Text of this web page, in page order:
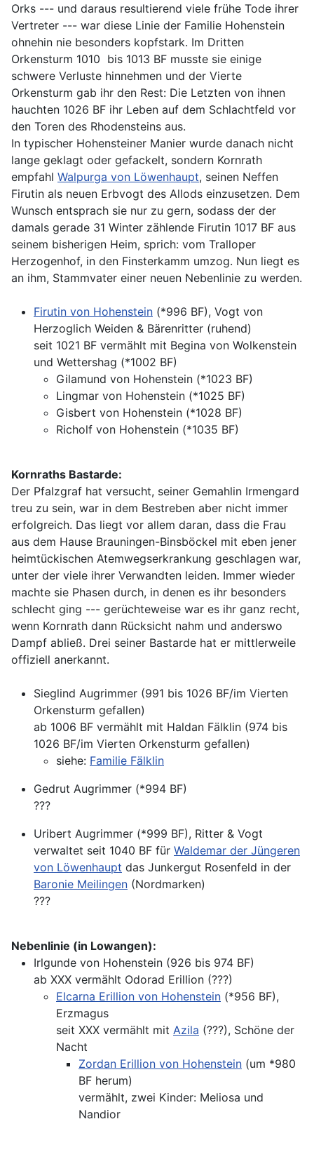
Orks --- und daraus resultierend viele frühe Tode ihrer
Vertreter --- war diese Linie der Familie Hohenstein
ohnehin nie besonders kopfstark. Im Dritten
Orkensturm 1010 bis 1013 BF musste sie einige
schwere Verluste hinnehmen und der Vierte
Orkensturm gab ihr den Rest: Die Letzten von ihnen
hauchten 1026 BF ihr Leben auf dem Schlachtfeld vor
den Toren des Rhodensteins aus.
In typischer Hohensteiner Manier wurde danach nicht
lange geklagt oder gefackelt, sondern Kornrath
empfahl Walpurga von Löwenhaupt, seinen Neffen
Firutin als neuen Erbvogt des Allods einzusetzen. Dem
Wunsch entsprach sie nur zu gern, sodass der der
damals gerade 31 Winter zählende Firutin 1017 BF aus
seinem bisherigen Heim, sprich: vom Tralloper
Herzogenhof, in den Finsterkamm umzog. Nun liegt es
an ihm, Stammvater einer neuen Nebenlinie zu werden.
Firutin von Hohenstein (*996 BF), Vogt von
Herzoglich Weiden & Bärenritter (ruhend)
seit 1021 BF vermählt mit Begina von Wolkenstein
und Wettershag (*1002 BF)
Gilamund von Hohenstein (*1023 BF)
Lingmar von Hohenstein (*1025 BF)
Gisbert von Hohenstein (*1028 BF)
Richolf von Hohenstein (*1035 BF)
Kornraths Bastarde:
Der Pfalzgraf hat versucht, seiner Gemahlin Irmengard
treu zu sein, war in dem Bestreben aber nicht immer
erfolgreich. Das liegt vor allem daran, dass die Frau
aus dem Hause Brauningen-Binsböckel mit eben jener
heimtückischen Atemwegserkrankung geschlagen war,
unter der viele ihrer Verwandten leiden. Immer wieder
machte sie Phasen durch, in denen es ihr besonders
schlecht ging --- gerüchteweise war es ihr ganz recht,
wenn Kornrath dann Rücksicht nahm und anderswo
Dampf abließ. Drei seiner Bastarde hat er mittlerweile
offiziell anerkannt.
Sieglind Augrimmer (991 bis 1026 BF/im Vierten
Orkensturm gefallen)
ab 1006 BF vermählt mit Haldan Fälklin (974 bis
1026 BF/im Vierten Orkensturm gefallen)
siehe: Familie Fälklin
Gedrut Augrimmer (*994 BF)
???
Uribert Augrimmer (*999 BF), Ritter & Vogt
verwaltet seit 1040 BF für Waldemar der Jüngeren
von Löwenhaupt das Junkergut Rosenfeld in der
Baronie Meilingen (Nordmarken)
???
Nebenlinie (in Lowangen):
Irlgunde von Hohenstein (926 bis 974 BF)
ab XXX vermählt Odorad Erillion (???)
Elcarna Erillion von Hohenstein (*956 BF),
Erzmagus
seit XXX vermählt mit Azila (???), Schöne der
Nacht
Zordan Erillion von Hohenstein (um *980
BF herum)
vermählt, zwei Kinder: Meliosa und
Nandior